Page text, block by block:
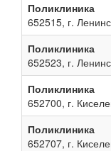
Поликлиника
652515, г.
Поликлиника
652523, г.
Поликлиника
652700, г.
Поликлиника
652707, г.